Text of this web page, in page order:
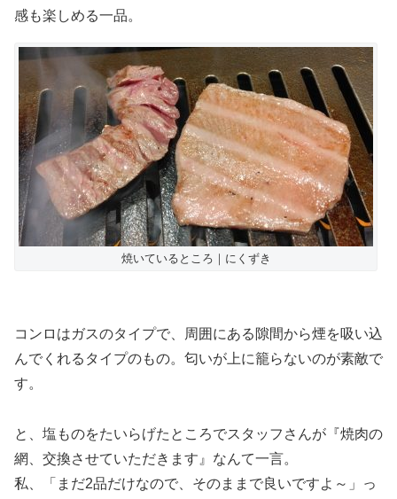
感も楽しめる一品。
焼いているところ｜にくずき
コンロはガスのタイプで、周囲にある隙間から煙を吸い込
んでくれるタイプのもの。匂いが上に籠らないのが素敵で
す。
と、塩ものをたいらげたところでスタッフさんが『焼肉の
網、交換させていただきます』なんて一言。
私、「まだ2品だけなので、そのままで良いですよ～」っ